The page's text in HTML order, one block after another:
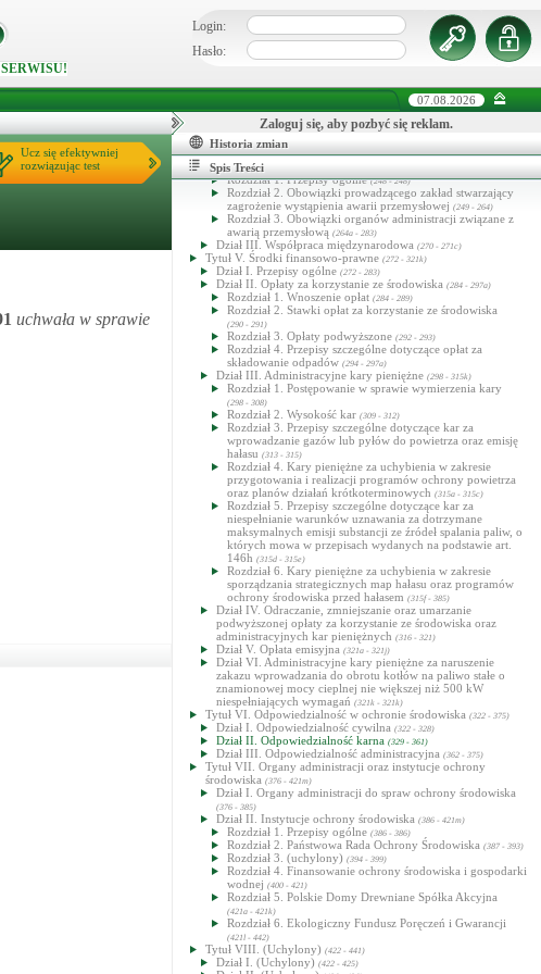
Login:
Hasło:
07.08.2026
Ucz się efektywniej
rozwiązując test
uchwała w sprawie
Zaloguj się, aby pozbyć się reklam.
Historia zmian
Spis Treści
Rozdział 5. Pozwolenia na wprowadzanie gazów lub pyłów
do powietrza(220 - 229)
Rozdział 6. (Uchylony)
Rozdział 7. (Uchylony)
Zanieczyszczeń(236a - 236d)
Dział IVb. Rejestr średnich źródeł spalania paliw(236e - 236e)
Dział V. Przeglądy ekologiczne
Tytuł IV. Poważne awarie(243 - 271c)
Dział I. Przepisy ogólne
Dział II. Instrumenty prawne służące przeciwdziałaniu
poważnej awarii przemysłowej
Rozdział 1. Przepisy ogólne(248 - 248)
Rozdział 2. Obowiązki prowadzącego zakład stwarzający
zagrożenie wystąpienia awarii przemysłowej (249 - 264)
Rozdział 3. Obowiązki organów administracji związane z
awarią przemysłową (264a - 283)
Dział III. Współpraca międzynarodowa (270 - 271c)
Tytuł V. Środki finansowo-prawne (272 - 321k)
Dział I. Przepisy ogólne (272 - 283)
Dział II. Opłaty za korzystanie ze środowiska (284 - 297a)
Rozdział 1. Wnoszenie opłat (284 - 289)
Rozdział 2. Stawki opłat za korzystanie ze środowiska
(290 - 291)
Rozdział 3. Opłaty podwyższone (292 - 293)
Rozdział 4. Przepisy szczególne dotyczące opłat za
składowanie odpadów (294 - 297a)
Dział III. Administracyjne kary pieniężne (298 - 315k)
Rozdział 1. Postępowanie w sprawie wymierzenia kary
(298 - 308)
Rozdział 2. Wysokość kar (309 - 312)
Rozdział 3. Przepisy szczególne dotyczące kar za
wprowadzanie gazów lub pyłów do powietrza oraz emisję
hałasu (313 - 315)
Rozdział 4. Kary pieniężne za uchybienia w zakresie
przygotowania i realizacji programów ochrony powietrza
oraz planów działań krótkoterminowych (315a - 315c)
Rozdział 5. Przepisy szczególne dotyczące kar za
niespełnianie warunków uznawania za dotrzymane
maksymalnych emisji substancji ze źródeł spalania paliw, o
których mowa w przepisach wydanych na podstawie art.
146h (315d - 315e)
Rozdział 6. Kary pieniężne za uchybienia w zakresie
sporządzania strategicznych map hałasu oraz programów
ochrony środowiska przed hałasem (315f - 385)
Dział IV. Odraczanie, zmniejszanie oraz umarzanie
podwyższonej opłaty za korzystanie ze środowiska oraz
administracyjnych kar pieniężnych (316 - 321)
Dział V. Opłata emisyjna (321a - 321j)
Dział VI. Administracyjne kary pieniężne za naruszenie
zakazu wprowadzania do obrotu kotłów na paliwo stałe o
znamionowej mocy cieplnej nie większej niż 500 kW
niespełniających wymagań (321k - 321k)
Tytuł VI. Odpowiedzialność w ochronie środowiska (322 - 375)
Dział I. Odpowiedzialność cywilna (322 - 328)
Dział II. Odpowiedzialność karna (329 - 361)
Dział III. Odpowiedzialność administracyjna (362 - 375)
Tytuł VII. Organy administracji oraz instytucje ochrony
środowiska (376 - 421m)
Dział I. Organy administracji do spraw ochrony środowiska
(376 - 385)
Dział II. Instytucje ochrony środowiska (386 - 421m)
Rozdział 1. Przepisy ogólne (386 - 386)
Rozdział 2. Państwowa Rada Ochrony Środowiska (387 - 393)
Rozdział 3. (uchylony) (394 - 399)
Rozdział 4. Finansowanie ochrony środowiska i gospodarki
wodnej (400 - 421)
Rozdział 5. Polskie Domy Drewniane Spółka Akcyjna
(421a - 421k)
Rozdział 6. Ekologiczny Fundusz Poręczeń i Gwarancji
(421l - 442)
Tytuł VIII. (Uchylony) (422 - 441)
Dział I. (Uchylony) (422 - 425)